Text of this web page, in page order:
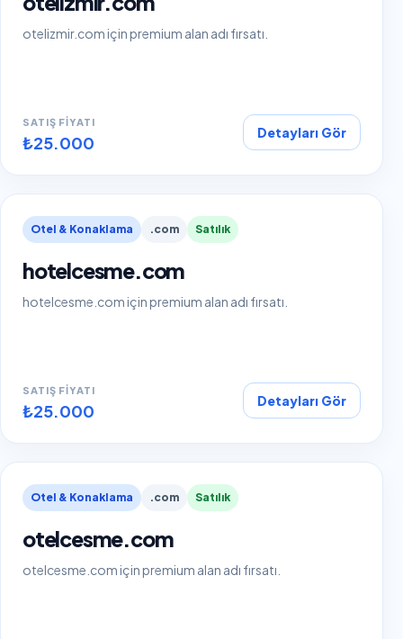
otelizmir.com için premium alan adı fırsatı.
SATIŞ FIYATI
₺25.000 Detayları Gör
Otel & Konaklama .com Satılık
hotelcesme.com
hotelcesme.com için premium alan adı fırsatı.
SATIŞ FIYATI
₺25.000 Detayları Gör
Otel & Konaklama .com Satılık
otelcesme.com
otelcesme.com için premium alan adı fırsatı.